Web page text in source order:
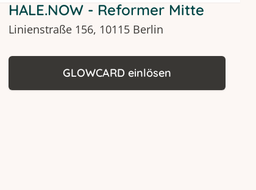
HALE.NOW - Reformer Mitte
Linienstraße 156, 10115 Berlin
GLOWCARD einlösen